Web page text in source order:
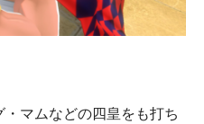
マムなどの四皇をも打ち